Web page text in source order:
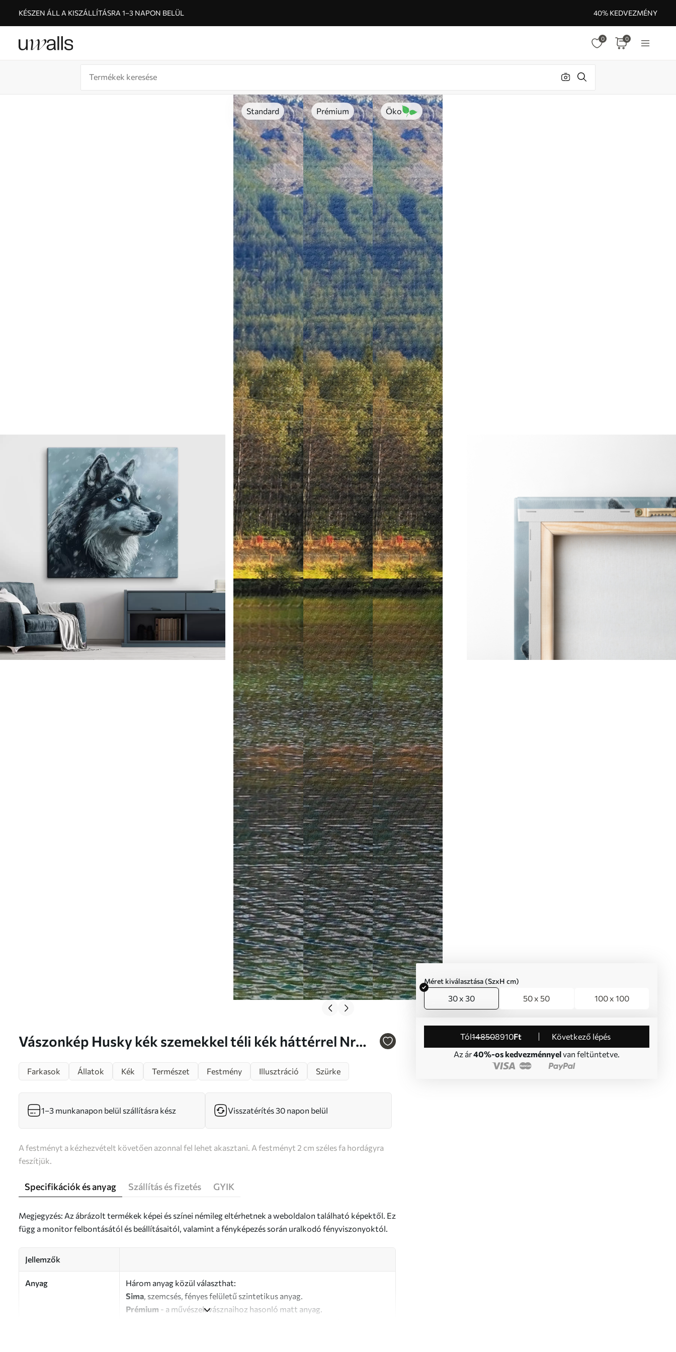
KÉSZEN ÁLL A KISZÁLLÍTÁSRA 1–3 NAPON BELÜL 40% KEDVEZMÉNY
0 0
Standard Prémium Öko
Vászonkép Husky kék szemekkel téli kék háttérrel Nr
Méret kiválasztása (SzxH cm)
30 x 30 50 x 50 100 x 100
Tól148508910Ft
Következő lépés
Az ár40%-os kedvezménnyelvan feltüntetve.
Farkasok
Állatok Kék Természet Festmény Illusztráció Szürke
1–3 munkanapon belül szállításra kész Visszatérítés 30 napon belül
A festményt a kézhezvételt követően azonnal fel lehet akasztani. A festményt 2 cm széles fa hordágyra
feszítjük.
Specifikációk és anyag Szállítás és fizetés GYIK
Megjegyzés: Az ábrázolt termékek képei és színei némileg eltérhetnek a weboldalon található képektől. Ez
függ a monitor felbontásától és beállításaitól, valamint a fényképezés során uralkodó fényviszonyoktól.
Jellemzők
Anyag
Három anyag közül választhat:
Sima, szemcsés, fényes felületű szintetikus anyag.
Prémium - a művészek vásznaihoz hasonló matt anyag.